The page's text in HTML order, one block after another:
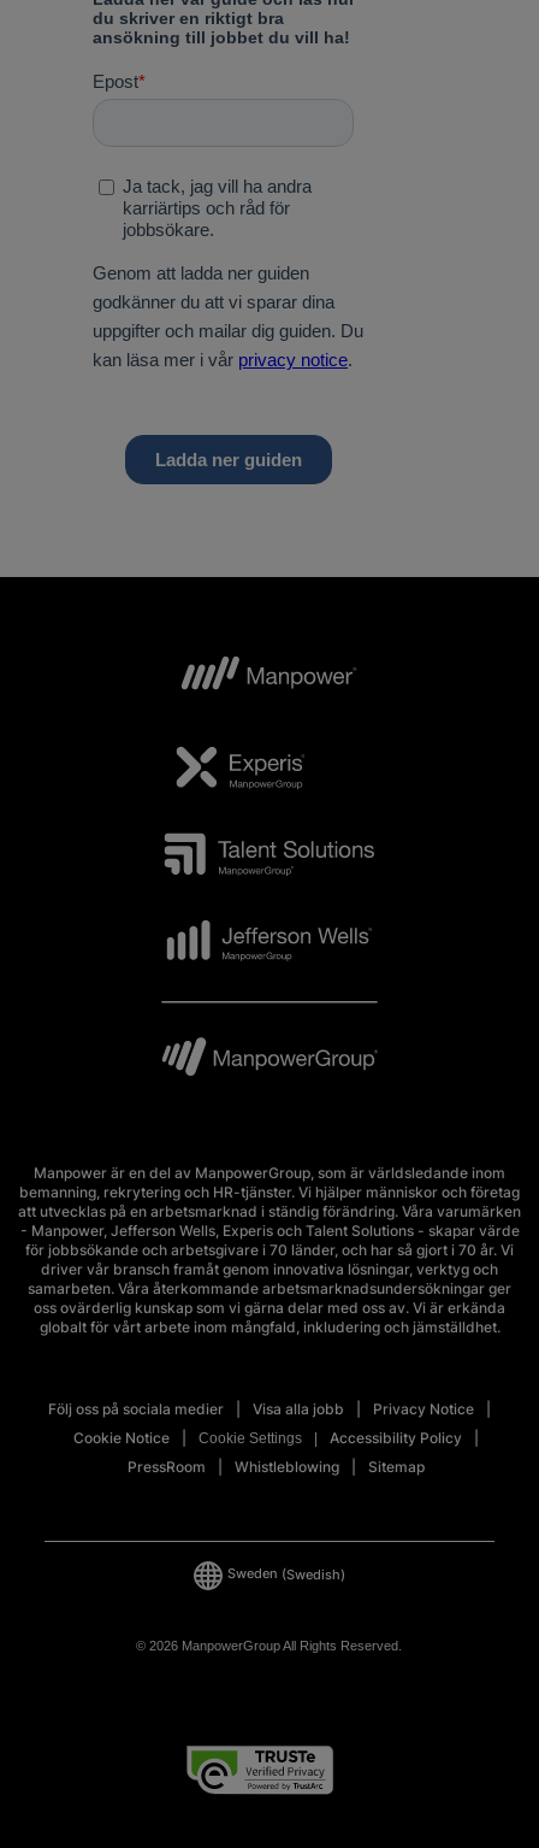
Manpower är en del av ManpowerGroup, som är världsledande inom
bemanning, rekrytering och HR-tjänster. Vi hjälper människor och företag
att utvecklas på en arbetsmarknad i ständig förändring. Våra varumärken
- Manpower, Jefferson Wells, Experis och Talent Solutions - skapar värde
för jobbsökande och arbetsgivare i 70 länder, och har så gjort i 70 år. Vi
driver vår bransch framåt genom innovativa lösningar, verktyg och
samarbeten. Våra återkommande arbetsmarknadsundersökningar ger
oss ovärderlig kunskap som vi gärna delar med oss av. Vi är erkända
globalt för vårt arbete inom mångfald, inkludering och jämställdhet.
Följ oss på sociala medier Visa alla jobb
Privacy Notice
Cookie Notice
Cookie Settings
Accessibility Policy
PressRoom
Whistleblowing Sitemap
© 2026 ManpowerGroup All Rights Reserved.
Sweden (Swedish)